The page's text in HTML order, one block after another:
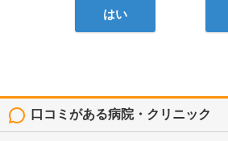
はい
口コミがある病院・クリニック